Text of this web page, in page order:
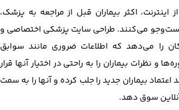
اینترنت، اکثر بیماران قبل از مراجعه به پزشک،
جست‌وجو می‌کنند. طراحی سایت پزشکی اختصاصی و
را می‌دهد که اطلاعات ضروری مانند سوابق
و نظرات بیماران را به راحتی در اختیار آنها قرار
بیماران جدید را جلب کرده و آنها را به سمت
سوق دهد.